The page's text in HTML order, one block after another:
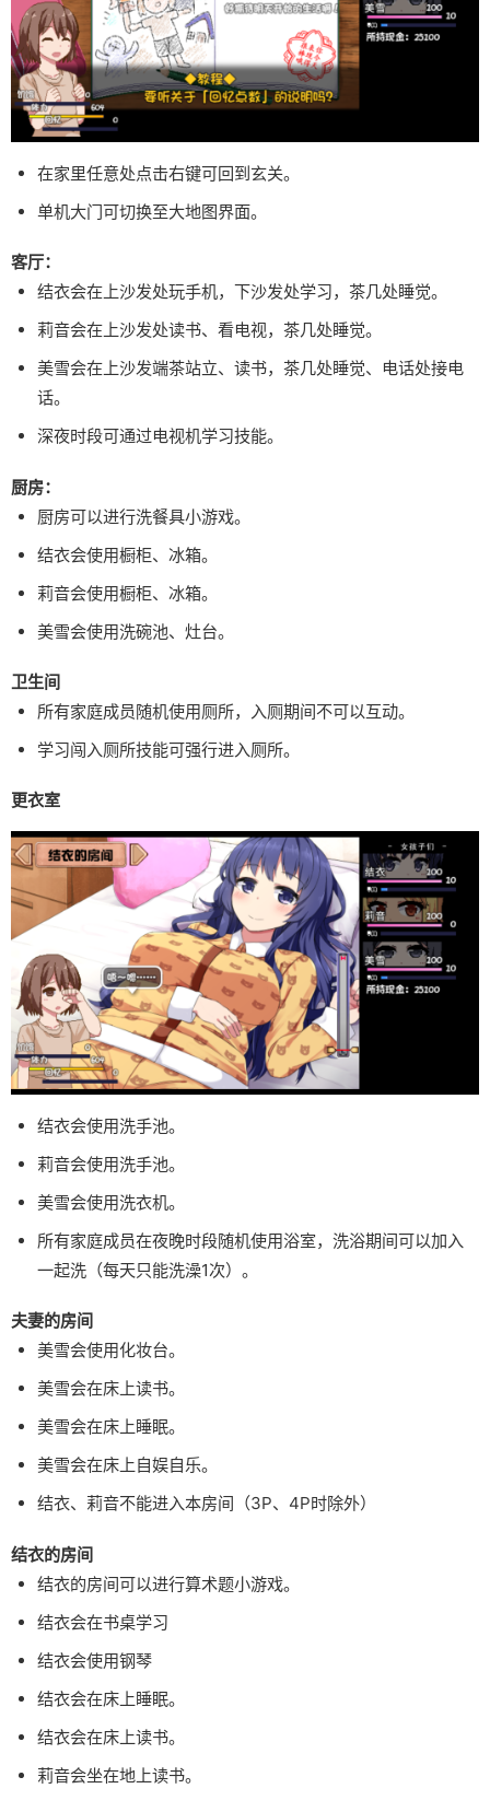
在家里任意处点击右键可回到玄关。
单机大门可切换至大地图界面。
客厅：
结衣会在上沙发处玩手机，下沙发处学习，茶几处睡觉。
莉音会在上沙发处读书、看电视，茶几处睡觉。
美雪会在上沙发端茶站立、读书，茶几处睡觉、电话处接电
话。
深夜时段可通过电视机学习技能。
厨房：
厨房可以进行洗餐具小游戏。
结衣会使用橱柜、冰箱。
莉音会使用橱柜、冰箱。
美雪会使用洗碗池、灶台。
卫生间
所有家庭成员随机使用厕所，入厕期间不可以互动。
学习闯入厕所技能可强行进入厕所。
更衣室
结衣会使用洗手池。
莉音会使用洗手池。
美雪会使用洗衣机。
所有家庭成员在夜晚时段随机使用浴室，洗浴期间可以加入
一起洗（每天只能洗澡1次）。
夫妻的房间
美雪会使用化妆台。
美雪会在床上读书。
美雪会在床上睡眠。
美雪会在床上自娱自乐。
结衣、莉音不能进入本房间（3P、4P时除外）
结衣的房间
结衣的房间可以进行算术题小游戏。
结衣会在书桌学习
结衣会使用钢琴
结衣会在床上睡眠。
结衣会在床上读书。
莉音会坐在地上读书。